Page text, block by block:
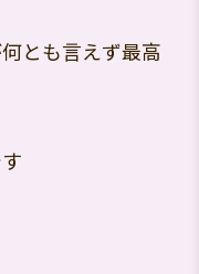
とも言えず最高